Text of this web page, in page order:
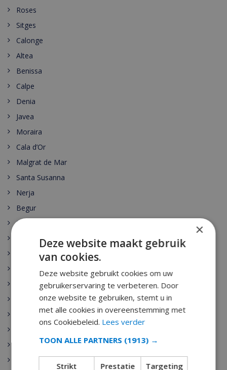
Roses
Sitges
Calonge
Altea
Benissa
Calpe
Denia
Javea
Moraira
Cala d’Or
Malgrat de Mar
Santa Susanna
Nerja
Begur
Escala
Palamos
Playa de Aro
Sant Antoni de Calonge
Tamariu
Pineda de Mar
×
Deze website maakt gebruik
van cookies.
Deze website gebruikt cookies om uw
gebruikerservaring te verbeteren. Door
onze website te gebruiken, stemt u in
met alle cookies in overeenstemming met
ons Cookiebeleid. Lees verder
TOON ALLE PARTNERS (1913) →
Strikt
Prestatie Targeting